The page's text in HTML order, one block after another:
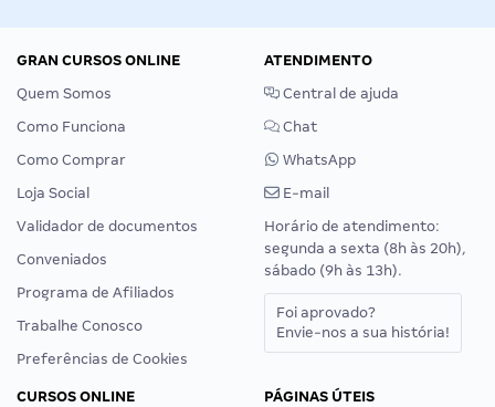
GRAN CURSOS ONLINE
Quem Somos
Como Funciona
Como Comprar
Loja Social
Validador de documentos
Conveniados
Programa de Afiliados
Trabalhe Conosco
Preferências de Cookies
ATENDIMENTO
Central de ajuda
Chat
WhatsApp
E-mail
Horário de atendimento:
segunda a sexta (8h às 20h),
sábado (9h às 13h).
Foi aprovado?
Envie-nos a sua história!
CURSOS ONLINE
PÁGINAS ÚTEIS